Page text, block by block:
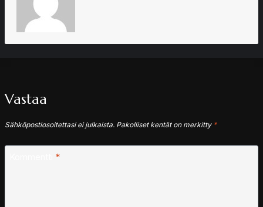
Vastaa
Sähköpostiosoitettasi ei julkaista. Pakolliset kentät on merkitty *
*